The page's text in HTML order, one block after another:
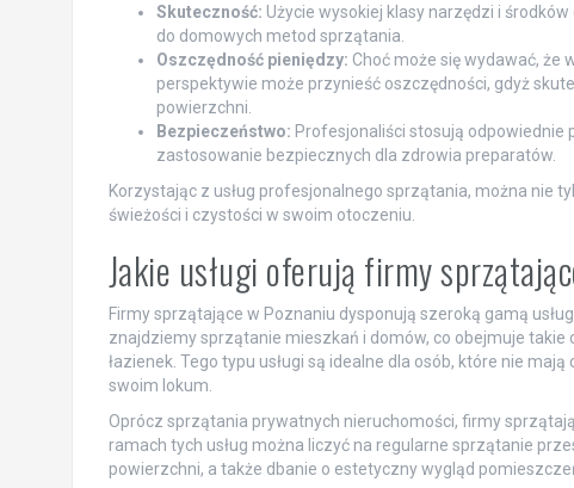
Skuteczność: Użycie wysokiej klasy narzędzi i
do domowych metod sprzątania.
Oszczędność pieniędzy: Choć może się wydawać, że
perspektywie może przynieść oszczędności, gdyż
powierzchni.
Bezpieczeństwo: Profesjonaliści stosują
zastosowanie bezpiecznych dla zdrowia preparatów.
Korzystając z usług profesjonalnego sprzątania, można nie
świeżości i czystości w swoim otoczeniu.
Jakie usługi oferują firmy
Firmy sprzątające w Poznaniu dysponują szeroką gamą
znajdziemy sprzątanie mieszkań i domów, co obejmuje takie
łazienek. Tego typu usługi są idealne dla osób, które nie
swoim lokum.
Oprócz sprzątania prywatnych nieruchomości, firmy
ramach tych usług można liczyć na regularne sprzątanie
powierzchni, a także dbanie o estetyczny wygląd